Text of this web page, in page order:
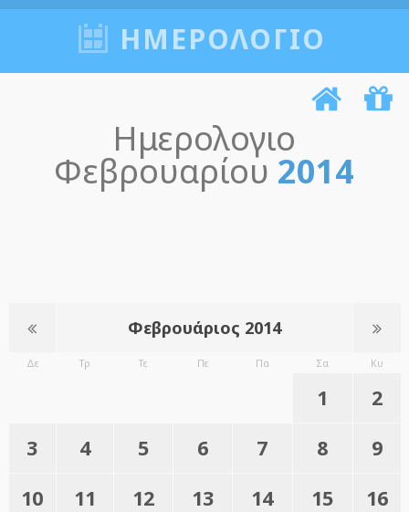
ΗΜΕΡΟΛΟΓΙΟ
Ημερολογιο
Φεβρουαρίου 2014
Φεβρουάριος 2014
Δε Τρ Τε Πε Πα Σα Κυ
1
2
3
4 5 6 7 8
9
10
11 12 13 14 15
16